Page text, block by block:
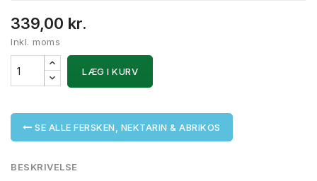
339,00 kr.
Inkl. moms
LÆG I KURV
SE ALLE FERSKEN, NEKTARIN & ABRIKOS
BESKRIVELSE